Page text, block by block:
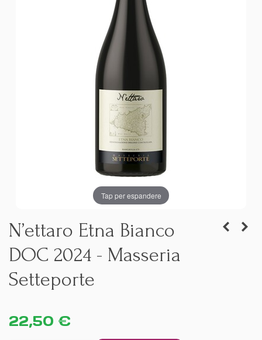
Tap per espandere
N’ettaro Etna Bianco
DOC 2024 - Masseria
Setteporte
22,50 €